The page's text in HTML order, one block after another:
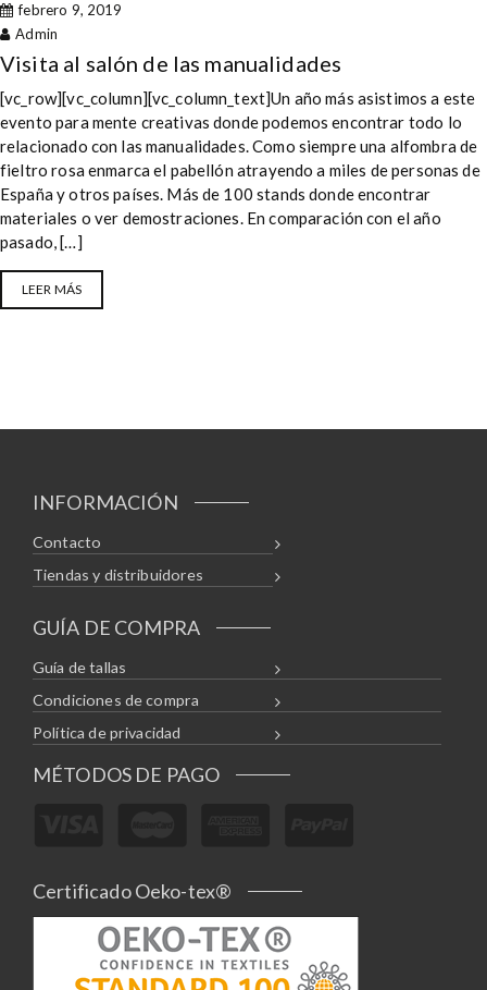
febrero 9, 2019
Admin
Visita al salón de las manualidades
[vc_row][vc_column][vc_column_text]Un año más asistimos a este
evento para mente creativas donde podemos encontrar todo lo
relacionado con las manualidades. Como siempre una alfombra de
fieltro rosa enmarca el pabellón atrayendo a miles de personas de
España y otros países. Más de 100 stands donde encontrar
materiales o ver demostraciones. En comparación con el año
pasado, […]
LEER MÁS
INFORMACIÓN
Contacto
Tiendas y distribuidores
GUÍA DE COMPRA
Guía de tallas
Condiciones de compra
Política de privacidad
MÉTODOS DE PAGO
Certificado Oeko-tex®